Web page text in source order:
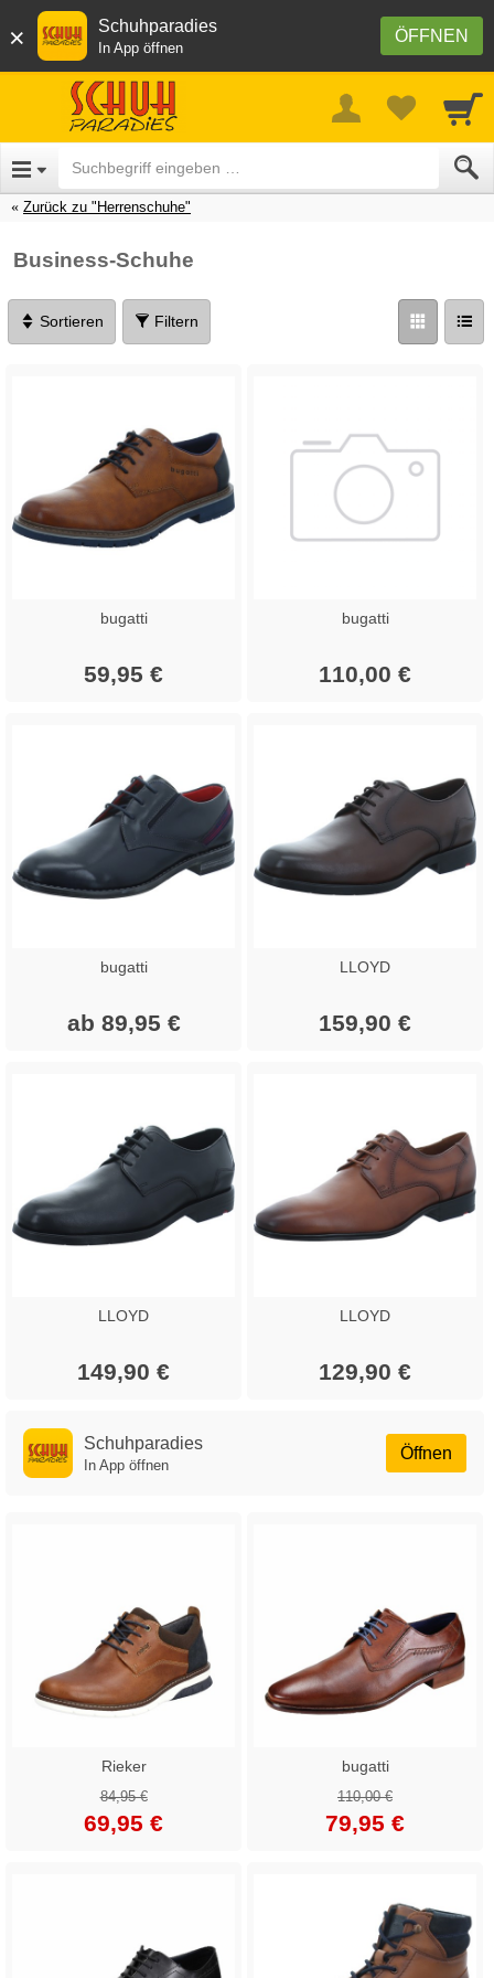
× ÖFFNEN
Schuhparadies
In App öffnen
Zurück zu "Herrenschuhe"
Business-Schuhe
Sortieren Filtern
bugatti
59,95 €
bugatti
110,00 €
bugatti
ab 89,95 €
LLOYD
159,90 €
LLOYD
149,90 €
LLOYD
129,90 €
Öffnen
Schuhparadies
In App öffnen
Rieker
84,95 €
69,95 €
bugatti
110,00 €
79,95 €